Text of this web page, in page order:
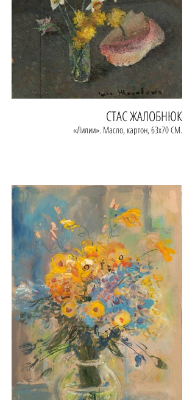
СТАС ЖАЛОБНЮК
«Лилии». Масло, картон, 63х70 СМ.